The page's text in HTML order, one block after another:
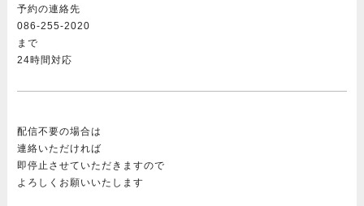
予約の連絡先
086-255-2020
まで
24時間対応
配信不要の場合は
連絡いただければ
即停止させていただきますので
よろしくお願いいたします